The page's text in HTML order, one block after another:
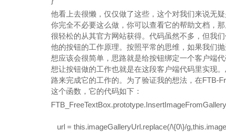
他看上去很懒，仅仅做了这些，这个对我们来说无
你完全不必要这么做，你可以查看它的帮助文档，
很轻松的从其官方网站获得。代码虽然不多，但我
他的按钮的工作原理。按照平常的思维，如果我们
想应该会很简单，思路就是给按钮绑定一个客户端
想让按钮做的工作也就是在这段客户端代码里实现
路来完成它的工作的。为了验证我的想法，在FTB-
这个函数，它的代码如下：
url = this.imageGalleryUrl.replace(/\{0\}/g,this